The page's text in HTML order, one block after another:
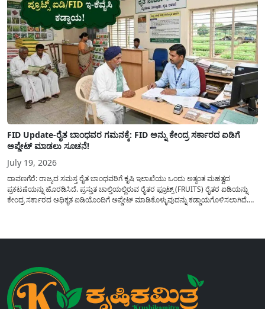
FID Update-ರೈತ ಬಾಂಧವರ ಗಮನಕ್ಕೆ: FID ಅನ್ನು ಕೇಂದ್ರ ಸರ್ಕಾರದ ಐಡಿಗೆ
ಅಪ್ಡೇಟ್ ಮಾಡಲು ಸೂಚನೆ!
July 19, 2026
ದಾವಣಗೆರೆ: ರಾಜ್ಯದ ಸಮಸ್ತ ರೈತ ಬಾಂಧವರಿಗೆ ಕೃಷಿ ಇಲಾಖೆಯು ಒಂದು ಅತ್ಯಂತ ಮಹತ್ವದ
ಪ್ರಕಟಣೆಯನ್ನು ಹೊರಡಿಸಿದೆ. ಪ್ರಸ್ತುತ ಚಾಲ್ತಿಯಲ್ಲಿರುವ ರೈತರ ಫ್ರೂಟ್ಸ್ (FRUITS) ರೈತರ ಐಡಿಯನ್ನು
ಕೇಂದ್ರ ಸರ್ಕಾರದ ಅಧಿಕೃತ ಐಡಿಯೊಂದಿಗೆ ಅಪ್ಡೇಟ್ ಮಾಡಿಕೊಳ್ಳುವುದನ್ನು ಕಡ್ಡಾಯಗೊಳಿಸಲಾಗಿದೆ.